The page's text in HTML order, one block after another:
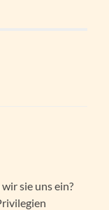
sie uns ein?